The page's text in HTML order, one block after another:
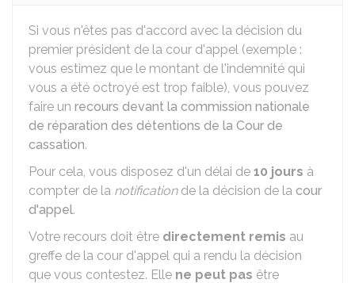
Si vous n'êtes pas d'accord avec la décision du
premier président de la cour d'appel (exemple :
vous estimez que le montant de l'indemnité qui
vous a été octroyé est trop faible), vous pouvez
faire un recours devant la commission nationale
de réparation des détentions de la Cour de
cassation.
Pour cela, vous disposez d'un délai de 10 jours à
compter de la notificationde la décision de la cour
d'appel.
Votre recours doit être directement remis au
greffe de la cour d'appel qui a rendu la décision
que vous contestez. Elle ne peut pas être